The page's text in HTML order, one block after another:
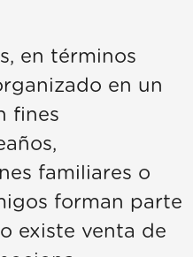
en términos
en un
fines
familiares o
forman parte
existe venta de